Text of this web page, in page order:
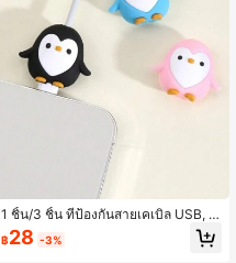
1 ชิ้น/3 ชิ้น ที่ป้องกันสายเคเบิล USB, ที่
ป้องกันสายข้อมูลโทรศัพท์, ป้องกันการสึ
กหรอ, เข้ากันได้กับชาร์จไอโฟน 16 ฯล
฿28 -3%